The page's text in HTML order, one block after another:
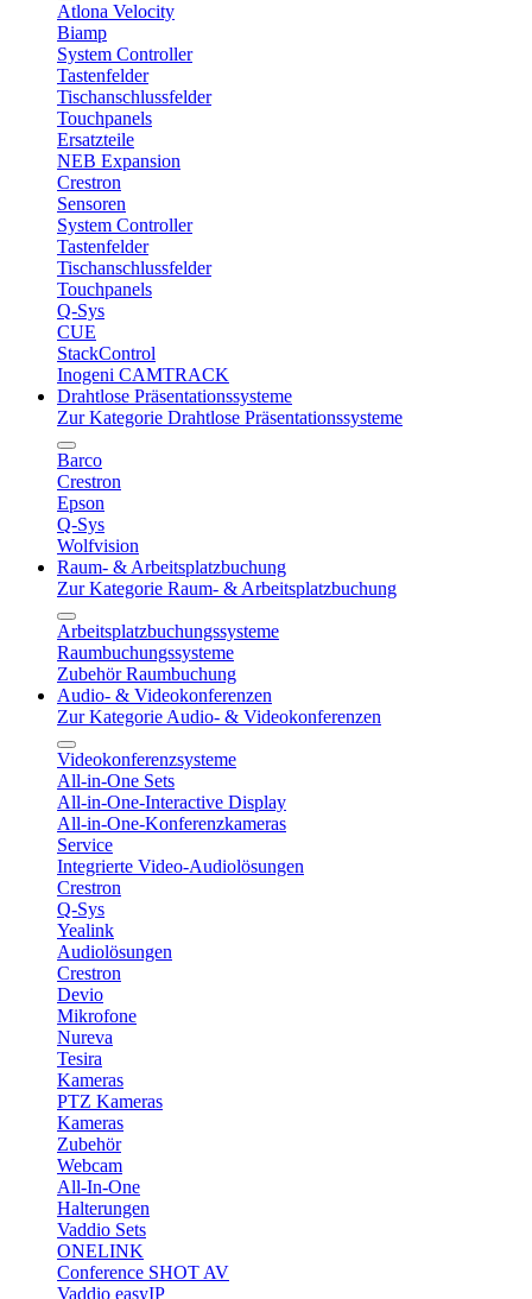
Atlona Velocity
Biamp
System Controller
Tastenfelder
Tischanschlussfelder
Touchpanels
Ersatzteile
NEB Expansion
Crestron
Sensoren
System Controller
Tastenfelder
Tischanschlussfelder
Touchpanels
Q-Sys
CUE
StackControl
Inogeni CAMTRACK
Drahtlose Präsentationssysteme
Zur Kategorie Drahtlose Präsentationssysteme
Barco
Crestron
Epson
Q-Sys
Wolfvision
Raum- & Arbeitsplatzbuchung
Zur Kategorie Raum- & Arbeitsplatzbuchung
Arbeitsplatzbuchungssysteme
Raumbuchungssysteme
Zubehör Raumbuchung
Audio- & Videokonferenzen
Zur Kategorie Audio- & Videokonferenzen
Videokonferenzsysteme
All-in-One Sets
All-in-One-Interactive Display
All-in-One-Konferenzkameras
Service
Integrierte Video-Audiolösungen
Crestron
Q-Sys
Yealink
Audiolösungen
Crestron
Devio
Mikrofone
Nureva
Tesira
Kameras
PTZ Kameras
Kameras
Zubehör
Webcam
All-In-One
Halterungen
Vaddio Sets
ONELINK
Conference SHOT AV
Vaddio easyIP